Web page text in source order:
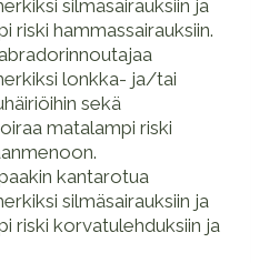
silmäsairauksiin ja
riski hammassairauksiin.
lonkka- ja/tai
sekä
matalampi riski
kantarotua
silmäsairauksiin ja
riski korvatulehduksiin ja